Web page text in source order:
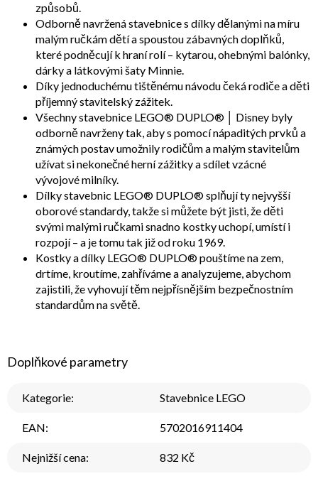
způsobů.
Odborně navržená stavebnice s dílky dělanými na míru
malým ručkám dětí a spoustou zábavných doplňků,
které podněcují k hraní rolí – kytarou, ohebnými balónky,
dárky a látkovými šaty Minnie.
Díky jednoduchému tištěnému návodu čeká rodiče a děti
příjemný stavitelský zážitek.
Všechny stavebnice LEGO® DUPLO® │ Disney byly
odborně navrženy tak, aby s pomocí nápaditých prvků a
známých postav umožnily rodičům a malým stavitelům
užívat si nekonečné herní zážitky a sdílet vzácné
vývojové milníky.
Dílky stavebnic LEGO® DUPLO® splňují ty nejvyšší
oborové standardy, takže si můžete být jisti, že děti
svými malými ručkami snadno kostky uchopí, umístí i
rozpojí – a je tomu tak již od roku 1969.
Kostky a dílky LEGO® DUPLO® pouštíme na zem,
drtíme, kroutíme, zahříváme a analyzujeme, abychom
zajistili, že vyhovují těm nejpřísnějším bezpečnostním
standardům na světě.
Doplňkové parametry
Kategorie: Stavebnice LEGO
EAN: 5702016911404
Nejnižší cena: 832 Kč